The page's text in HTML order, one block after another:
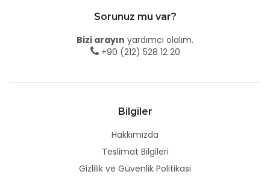
Sorunuz mu var?
Bizi arayın yardımcı olalım.
+90 (212) 528 12 20
Bilgiler
Hakkımızda
Teslimat Bilgileri
Gizlilik ve Güvenlik Politikasi